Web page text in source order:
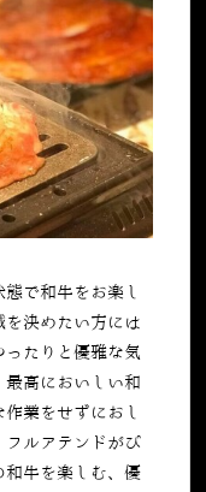
で和牛をお楽し
決めたい方には
たりと優雅な気
高においしい和
業をせずにおし
フルアテンドがぴ
和牛を楽しむ、優